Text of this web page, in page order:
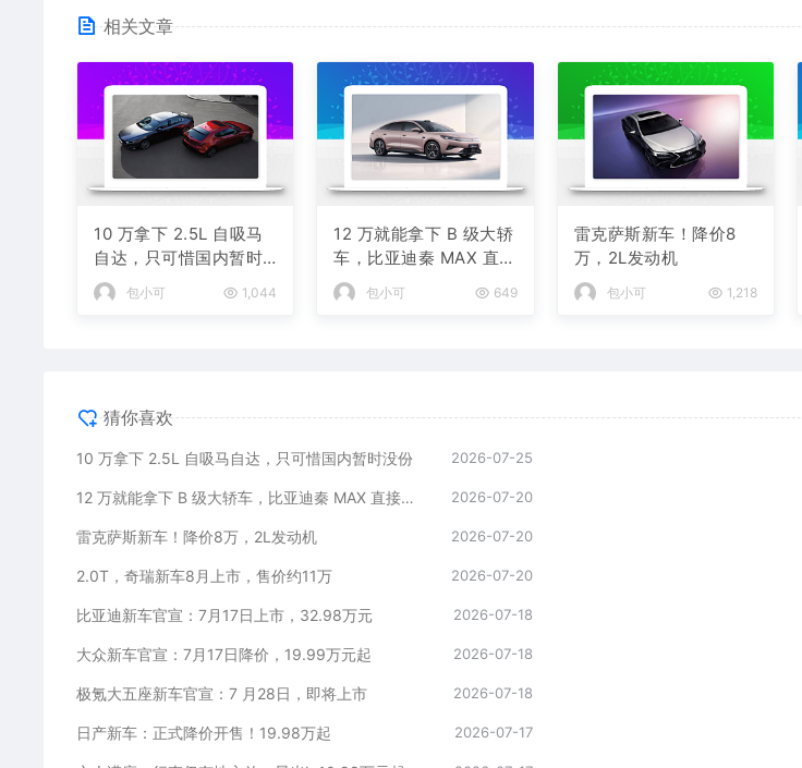
相关文章
10 万拿下 2.5L 自吸马
自达，只可惜国内暂时
没份
包小可 1,044
12 万就能拿下 B 级大轿
车，比亚迪秦 MAX 直接
打乱合资定价逻辑
包小可 649
雷克萨斯新车！降价8
万，2L发动机
包小可 1,218
猜你喜欢
10 万拿下 2.5L 自吸马自达，只可惜国内暂时没份 2026-07-25
12 万就能拿下 B 级大轿车，比亚迪秦 MAX 直接打乱合资定价逻辑 2026-07-20
雷克萨斯新车！降价8万，2L发动机 2026-07-20
2.0T，奇瑞新车8月上市，售价约11万 2026-07-20
比亚迪新车官宣：7月17日上市，32.98万元 2026-07-18
大众新车官宣：7月17日降价，19.99万元起 2026-07-18
极氪大五座新车官宣：7 月28日，即将上市 2026-07-18
日产新车：正式降价开售！19.98万起 2026-07-17